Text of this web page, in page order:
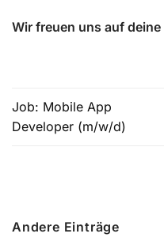
Wir freuen uns auf
Job: Mobile App
Developer (m/w/d)
Andere Einträge